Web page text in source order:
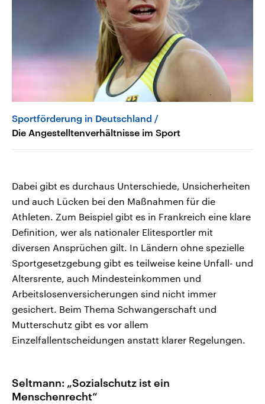
Sportförderung in Deutschland
Die Angestelltenverhältnisse im Sport
Dabei gibt es durchaus Unterschiede, Unsicherheiten
und auch Lücken bei den Maßnahmen für die
Athleten. Zum Beispiel gibt es in Frankreich eine klare
Definition, wer als nationaler Elitesportler mit
diversen Ansprüchen gilt. In Ländern ohne spezielle
Sportgesetzgebung gibt es teilweise keine Unfall- und
Altersrente, auch Mindesteinkommen und
Arbeitslosenversicherungen sind nicht immer
gesichert. Beim Thema Schwangerschaft und
Mutterschutz gibt es vor allem
Einzelfallentscheidungen anstatt klarer Regelungen.
Seltmann: „Sozialschutz ist ein
Menschenrecht“